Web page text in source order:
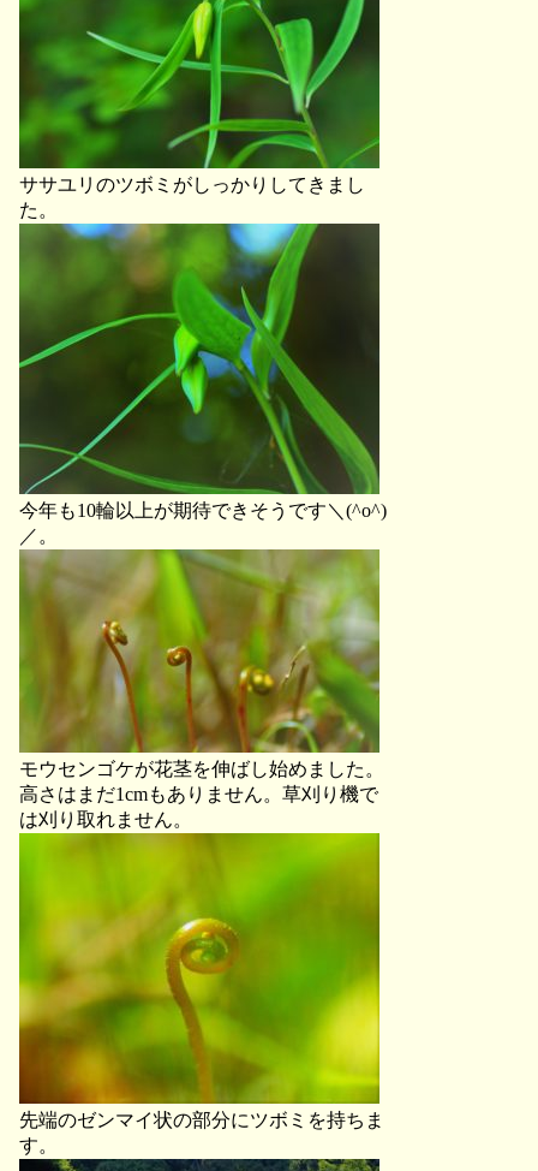
ササユリのツボミがしっかりしてきまし
た。
今年も10輪以上が期待できそうです＼(^o^)
／。
モウセンゴケが花茎を伸ばし始めました。
高さはまだ1cmもありません。草刈り機で
は刈り取れません。
先端のゼンマイ状の部分にツボミを持ちま
す。